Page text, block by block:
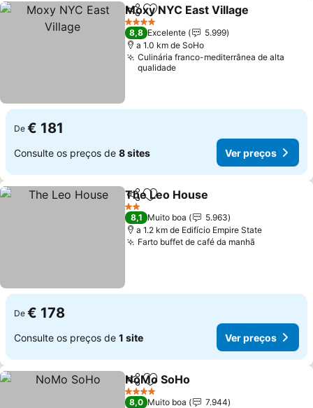
PartilharAdicionar aos favoritos
Moxy NYC East Village
4 Estrelas
8,8 Excelente
5.999
a 1.0 km de SoHo
Culinária franco-mediterrânea de alta
qualidade
De € 181
Consulte os preços de 8 sites Ver preços
PartilharAdicionar aos favoritos
The Leo House
2 Estrelas
8,1 Muito boa
5.963
a 1.2 km de Edifício Empire State
Farto buffet de café da manhã
De € 178
Consulte os preços de 1 site Ver preços
PartilharAdicionar aos favoritos
NoMo SoHo
4 Estrelas
8,0 Muito boa
7.944